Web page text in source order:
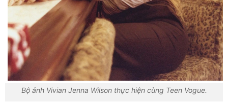
Bộ ảnh Vivian Jenna Wilson thực hiện cùng Teen Vogue.